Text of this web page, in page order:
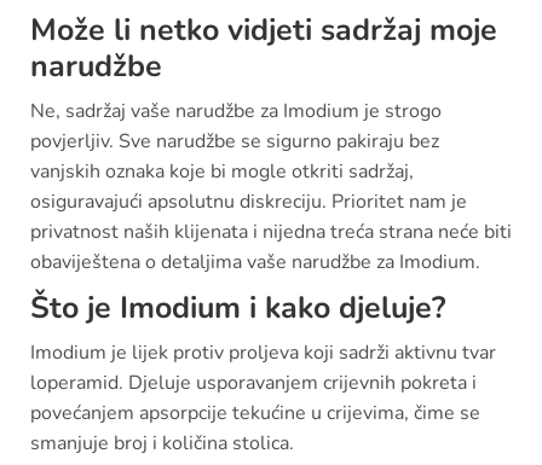
Može li netko vidjeti sadržaj moje
narudžbe
Ne, sadržaj vaše narudžbe za Imodium je strogo
povjerljiv. Sve narudžbe se sigurno pakiraju bez
vanjskih oznaka koje bi mogle otkriti sadržaj,
osiguravajući apsolutnu diskreciju. Prioritet nam je
privatnost naših klijenata i nijedna treća strana neće biti
obaviještena o detaljima vaše narudžbe za Imodium.
Što je Imodium i kako djeluje?
Imodium je lijek protiv proljeva koji sadrži aktivnu tvar
loperamid. Djeluje usporavanjem crijevnih pokreta i
povećanjem apsorpcije tekućine u crijevima, čime se
smanjuje broj i količina stolica.